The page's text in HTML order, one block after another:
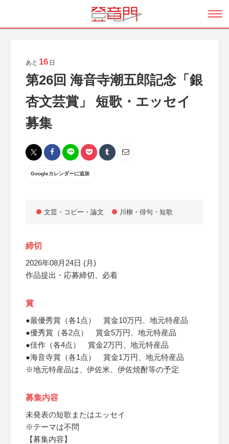
あと 16 日
第26回 海音寺潮五郎記念「銀
杏文芸賞」 短歌・エッセイ
募集
Googleカレンダーに追加
文芸・コピー・論文 川柳・俳句・短歌
締切
2026年08月24日 (月)
作品提出・応募締切、必着
賞
●最優秀賞（各1点） 賞金10万円、地元特産品
●優秀賞（各2点） 賞金5万円、地元特産品
●佳作（各4点） 賞金2万円、地元特産品
●海音寺賞（各1点） 賞金1万円、地元特産品
※地元特産品は、伊佐米、伊佐焼酎等の予定
募集内容
未発表の短歌またはエッセイ
※テーマは不問
【募集内容】